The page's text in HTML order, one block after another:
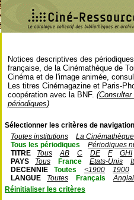
Notices descriptives des
française, de la Cinémathèque de
Cinéma et de l'image animée,
Les titres Cinémagazine et Paris-
coopération avec la BNF.
périodiques)
Sélectionner les critères de
Toutes institutions
La
Tous les périodiques
Périodiques
TITRE
Tous AB C DE F
GHI
PAYS
Tous France Etats-Unis
DECENNIE
Toutes <1900
1900
LANGUE
Toutes Français
Réinitialiser les critères